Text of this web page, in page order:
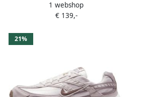
Dames Sneaker DQ5570
1 webshop
€ 139,-
21%